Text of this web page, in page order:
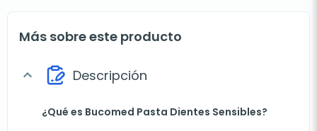
Más sobre este producto
expand_more Descripción
¿Qué es Bucomed Pasta Dientes Sensibles?